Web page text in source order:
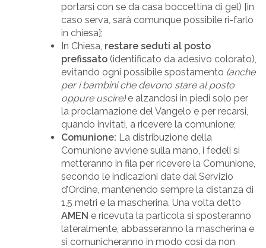
portarsi con se da casa boccettina di gel) [in
caso serva, sarà comunque possibile ri-farlo
in chiesa];
In Chiesa, restare seduti al posto
prefissato (identificato da adesivo colorato),
evitando ogni possibile spostamento (anche
per i bambini che devono stare al posto
oppure uscire)e alzandosi in piedi solo per
la proclamazione del Vangelo e per recarsi,
quando invitati, a ricevere la comunione;
Comunione: La distribuzione della
Comunione avviene sulla mano, i fedeli si
metteranno in fila per ricevere la Comunione,
secondo le indicazioni date dal Servizio
d’Ordine, mantenendo sempre la distanza di
1,5 metri e la mascherina. Una volta detto
AMEN e ricevuta la particola si sposteranno
lateralmente, abbasseranno la mascherina e
si comunicheranno in modo così da non